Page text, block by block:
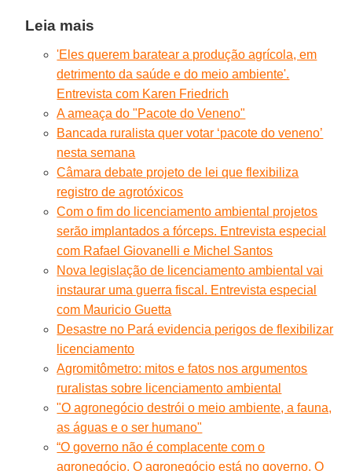
Leia mais
'Eles querem baratear a produção agrícola, em
detrimento da saúde e do meio ambiente'.
Entrevista com Karen Friedrich
A ameaça do "Pacote do Veneno"
Bancada ruralista quer votar ‘pacote do veneno’
nesta semana
Câmara debate projeto de lei que flexibiliza
registro de agrotóxicos
Com o fim do licenciamento ambiental projetos
serão implantados a fórceps. Entrevista especial
com Rafael Giovanelli e Michel Santos
Nova legislação de licenciamento ambiental vai
instaurar uma guerra fiscal. Entrevista especial
com Mauricio Guetta
Desastre no Pará evidencia perigos de flexibilizar
licenciamento
Agromitômetro: mitos e fatos nos argumentos
ruralistas sobre licenciamento ambiental
"O agronegócio destrói o meio ambiente, a fauna,
as águas e o ser humano"
“O governo não é complacente com o
agronegócio. O agronegócio está no governo. O